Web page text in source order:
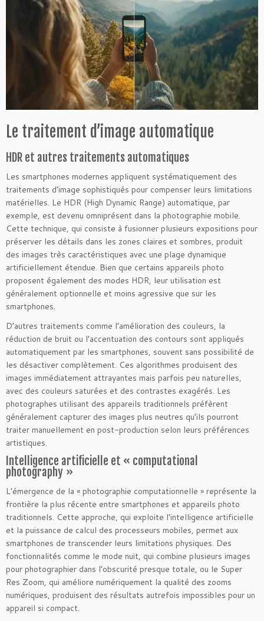
Le traitement d’image automatique
HDR et autres traitements automatiques
Les smartphones modernes appliquent systématiquement des
traitements d’image sophistiqués pour compenser leurs limitations
matérielles. Le HDR (High Dynamic Range) automatique, par
exemple, est devenu omniprésent dans la photographie mobile.
Cette technique, qui consiste à fusionner plusieurs expositions pour
préserver les détails dans les zones claires et sombres, produit
des images très caractéristiques avec une plage dynamique
artificiellement étendue. Bien que certains appareils photo
proposent également des modes HDR, leur utilisation est
généralement optionnelle et moins agressive que sur les
smartphones.
D’autres traitements comme l’amélioration des couleurs, la
réduction de bruit ou l’accentuation des contours sont appliqués
automatiquement par les smartphones, souvent sans possibilité de
les désactiver complètement. Ces algorithmes produisent des
images immédiatement attrayantes mais parfois peu naturelles,
avec des couleurs saturées et des contrastes exagérés. Les
photographes utilisant des appareils traditionnels préfèrent
généralement capturer des images plus neutres qu’ils pourront
traiter manuellement en post-production selon leurs préférences
artistiques.
Intelligence artificielle et « computational
photography »
L’émergence de la « photographie computationnelle » représente la
frontière la plus récente entre smartphones et appareils photo
traditionnels. Cette approche, qui exploite l’intelligence artificielle
et la puissance de calcul des processeurs mobiles, permet aux
smartphones de transcender leurs limitations physiques. Des
fonctionnalités comme le mode nuit, qui combine plusieurs images
pour photographier dans l’obscurité presque totale, ou le Super
Res Zoom, qui améliore numériquement la qualité des zooms
numériques, produisent des résultats autrefois impossibles pour un
appareil si compact.